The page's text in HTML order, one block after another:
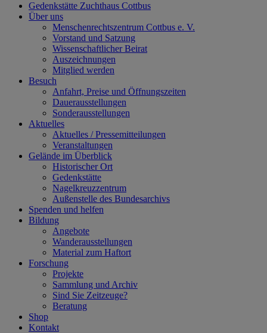
Gedenkstätte Zuchthaus Cottbus
Über uns
Menschenrechtszentrum Cottbus e. V.
Vorstand und Satzung
Wissenschaftlicher Beirat
Auszeichnungen
Mitglied werden
Besuch
Anfahrt, Preise und Öffnungszeiten
Dauerausstellungen
Sonderausstellungen
Aktuelles
Aktuelles / Pressemitteilungen
Veranstaltungen
Gelände im Überblick
Historischer Ort
Gedenkstätte
Nagelkreuzzentrum
Außenstelle des Bundesarchivs
Spenden und helfen
Bildung
Angebote
Wanderausstellungen
Material zum Haftort
Forschung
Projekte
Sammlung und Archiv
Sind Sie Zeitzeuge?
Beratung
Shop
Kontakt